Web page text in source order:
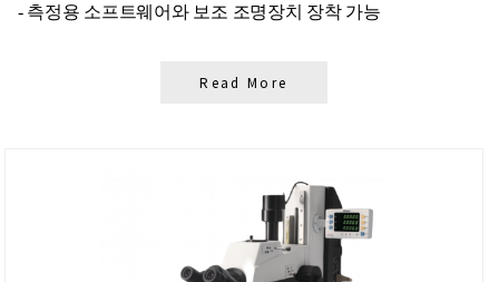
- 측정용 소프트웨어와 보조 조명장치 장착 가능
Read More